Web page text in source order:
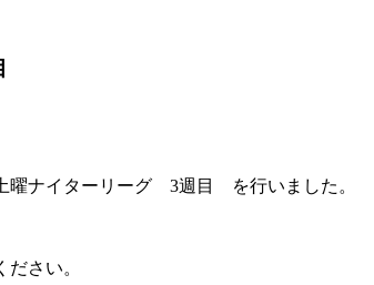
曜ナイターリーグ 3週目 を行いました。
さい。